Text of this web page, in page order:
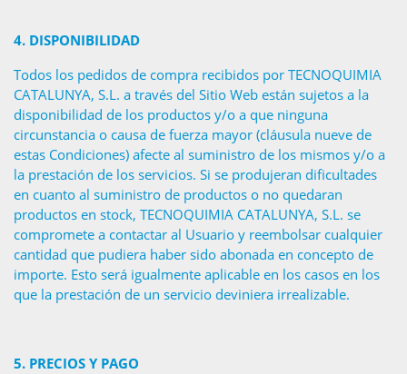
4. DISPONIBILIDAD
Todos los pedidos de compra recibidos por TECNOQUIMIA
CATALUNYA, S.L. a través del Sitio Web están sujetos a la
disponibilidad de los productos y/o a que ninguna
circunstancia o causa de fuerza mayor (cláusula nueve de
estas Condiciones) afecte al suministro de los mismos y/o a
la prestación de los servicios. Si se produjeran dificultades
en cuanto al suministro de productos o no quedaran
productos en stock, TECNOQUIMIA CATALUNYA, S.L. se
compromete a contactar al Usuario y reembolsar cualquier
cantidad que pudiera haber sido abonada en concepto de
importe. Esto será igualmente aplicable en los casos en los
que la prestación de un servicio deviniera irrealizable.
5. PRECIOS Y PAGO